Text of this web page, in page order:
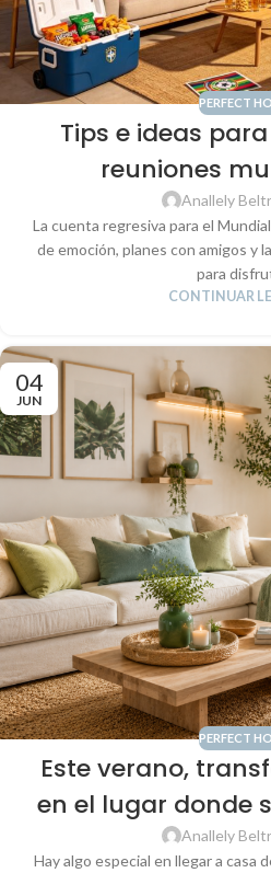
PERFECT
Tips e ideas
reuniones
Anallely
La cuenta regresiva para el
de emoción, planes con amigos y
para
CONTINUAR
04
JUN
PERFECT
Este verano,
en el lugar donde
Anallely
Hay algo especial en llegar a casa